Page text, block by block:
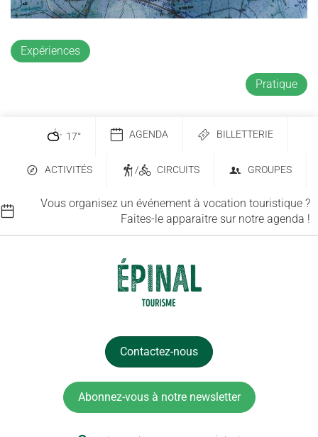
Expériences
Pratique
17° AGENDA BILLETTERIE
ACTIVITÉS / CIRCUITS GROUPES
Vous organisez un événement à vocation touristique ?
Faites-le apparaitre sur notre agenda !
Contactez-nous
Abonnez-vous à notre newsletter